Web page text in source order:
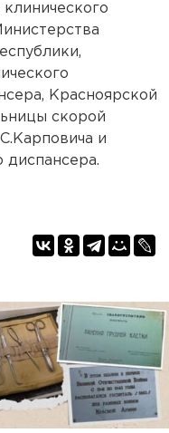
Красноярской
скорой
и
диспансера.